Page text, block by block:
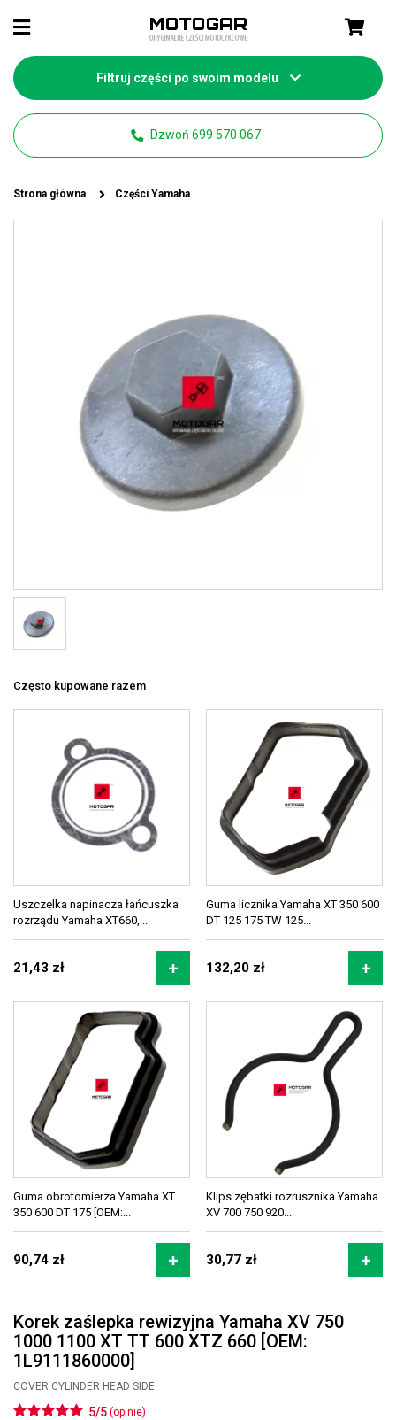
Filtruj części po swoim modelu
Dzwoń 699 570 067
Strona główna Części Yamaha
Często kupowane razem
Uszczelka napinacza łańcuszka
rozrządu Yamaha XT660,...
21,43 zł
Guma licznika Yamaha XT 350 600
DT 125 175 TW 125...
132,20 zł
Guma obrotomierza Yamaha XT
350 600 DT 175 [OEM:...
90,74 zł
Klips zębatki rozrusznika Yamaha
XV 700 750 920...
30,77 zł
Korek zaślepka rewizyjna Yamaha XV 750
1000 1100 XT TT 600 XTZ 660 [OEM:
1L9111860000]
COVER CYLINDER HEAD SIDE
5/5 (opinie)